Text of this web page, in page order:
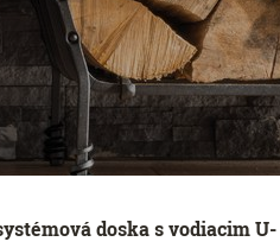
doska s vodiacim U-